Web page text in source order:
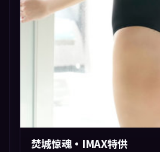
焚城惊魂·IMAX特供